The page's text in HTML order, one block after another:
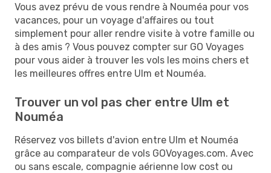
Vous avez prévu de vous rendre à Nouméa pour vos
vacances, pour un voyage d'affaires ou tout
simplement pour aller rendre visite à votre famille ou
à des amis ? Vous pouvez compter sur GO Voyages
pour vous aider à trouver les vols les moins chers et
les meilleures offres entre Ulm et Nouméa.
Trouver un vol pas cher entre Ulm et
Nouméa
Réservez vos billets d'avion entre Ulm et Nouméa
grâce au comparateur de vols GOVoyages.com. Avec
ou sans escale, compagnie aérienne low cost ou